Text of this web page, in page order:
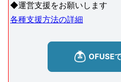
◆運営支援をお願いします
各種支援方法の詳細